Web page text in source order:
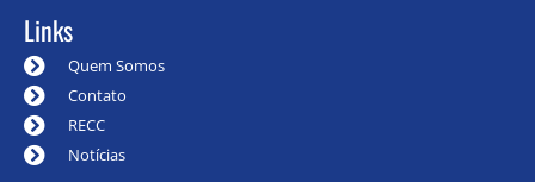
Links
Quem Somos
Contato
RECC
Notícias